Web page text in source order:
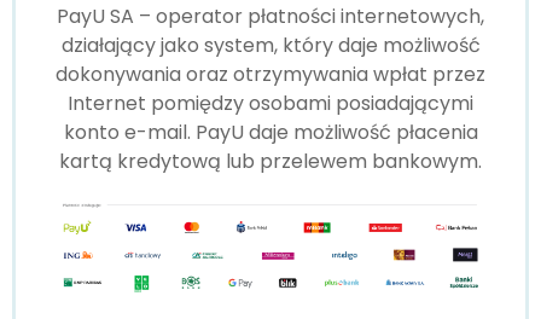
PayU SA – operator płatności internetowych,
działający jako system, który daje możliwość
dokonywania oraz otrzymywania wpłat przez
Internet pomiędzy osobami posiadającymi
konto e-mail. PayU daje możliwość płacenia
kartą kredytową lub przelewem bankowym.